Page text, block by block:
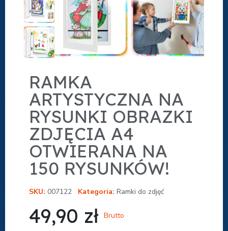
RAMKA
ARTYSTYCZNA NA
RYSUNKI OBRAZKI
ZDJĘCIA A4
OTWIERANA NA
150 RYSUNKÓW!
SKU 007122 Kategoria Ramki do zdjęć
49,90 zł Brutto